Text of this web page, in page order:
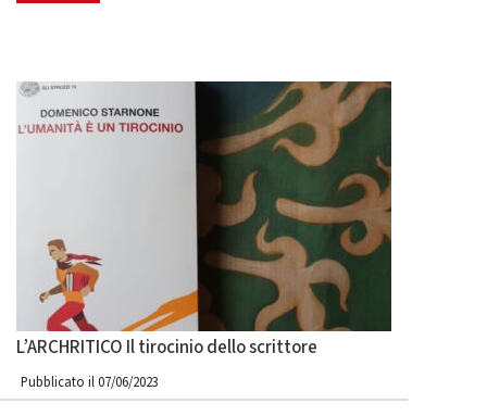
L’ARCHRITICO Il tirocinio dello scrittore
Pubblicato il 07/06/2023